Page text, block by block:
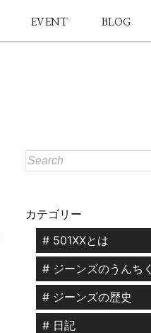
EVENT BLOG
カテゴリー
# 501XXとは
# ジーンズのうんちく
# ジーンズの歴史
# 日記